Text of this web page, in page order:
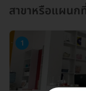
สาขาหรือแผนก
1